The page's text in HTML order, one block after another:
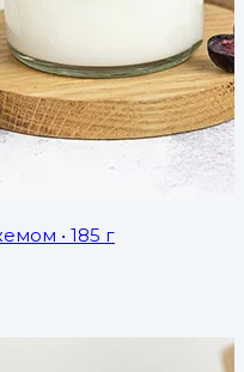
• 185 г